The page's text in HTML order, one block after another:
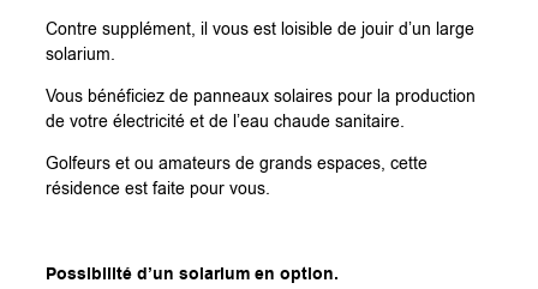
Contre supplément, il vous est loisible de jouir d’un large
solarium.
Vous bénéficiez de panneaux solaires pour la production
de votre électricité et de l’eau chaude sanitaire.
Golfeurs et ou amateurs de grands espaces, cette
résidence est faite pour vous.
Possibilité d’un solarium en option.